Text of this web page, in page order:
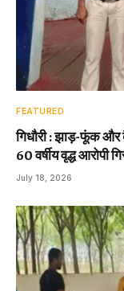
FEATURED
गिधौरी : झाड़-फूंक और
60 वर्षीय वृद्ध आरोपी
July 18, 2026